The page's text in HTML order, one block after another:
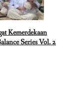
Kemerdekaan
Series Vol. 2